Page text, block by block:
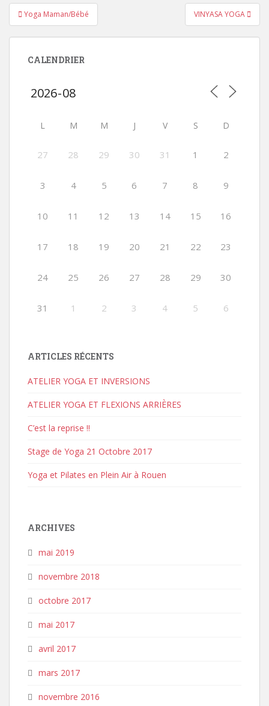
Navigation
de
l’article
Yoga Maman/Bébé VINYASA YOGA
CALENDRIER
L M M J V S D
27 28 29 30 31 1 2
3 4 5 6 7 8 9
10 11 12 13 14 15 16
17 18 19 20 21 22 23
24 25 26 27 28 29 30
31 1 2 3 4 5 6
ARTICLES RÉCENTS
ATELIER YOGA ET INVERSIONS
ATELIER YOGA ET FLEXIONS ARRIÈRES
C’est la reprise !!
Stage de Yoga 21 Octobre 2017
Yoga et Pilates en Plein Air à Rouen
ARCHIVES
mai 2019
novembre 2018
octobre 2017
mai 2017
avril 2017
mars 2017
novembre 2016